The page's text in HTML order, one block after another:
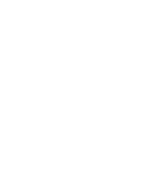
Eftermonteres